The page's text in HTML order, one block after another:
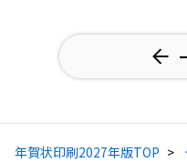
年賀状印刷2027年版TOP